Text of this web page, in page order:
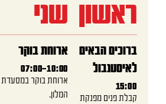
ראשון
ברוכים הבאים
לאיסטנבול
15:00
קבלת פנים מפנקת
שני
ארוחת בוקר
07:00-10:00
ארוחת בוקר במסעדת
המלון.